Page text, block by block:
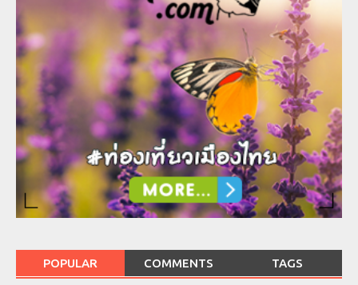
POPULAR COMMENTS TAGS